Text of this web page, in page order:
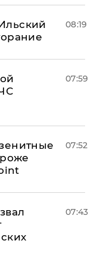
08:19
07:59
07:52
07:43